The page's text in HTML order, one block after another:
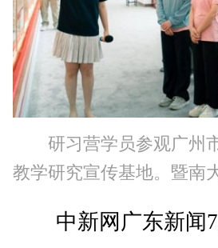
研习营学员参观广州
教学研究宣传基地。暨南
中新网广东新闻7